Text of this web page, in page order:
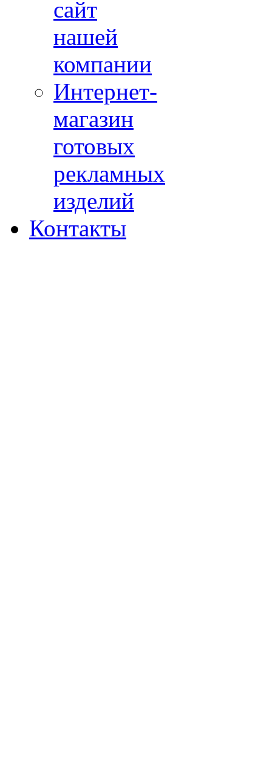
сайт
нашей
компании
Интернет-
магазин
готовых
рекламных
изделий
Контакты